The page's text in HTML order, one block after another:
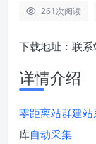
261次阅读
下载地址：联系
详情介绍
零距离站群建站
库自动采集